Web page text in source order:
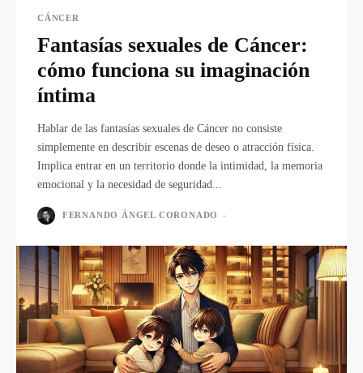
CÁNCER
Fantasías sexuales de Cáncer:
cómo funciona su imaginación
íntima
Hablar de las fantasías sexuales de Cáncer no consiste
simplemente en describir escenas de deseo o atracción física.
Implica entrar en un territorio donde la intimidad, la memoria
emocional y la necesidad de seguridad...
FERNANDO ÁNGEL CORONADO -